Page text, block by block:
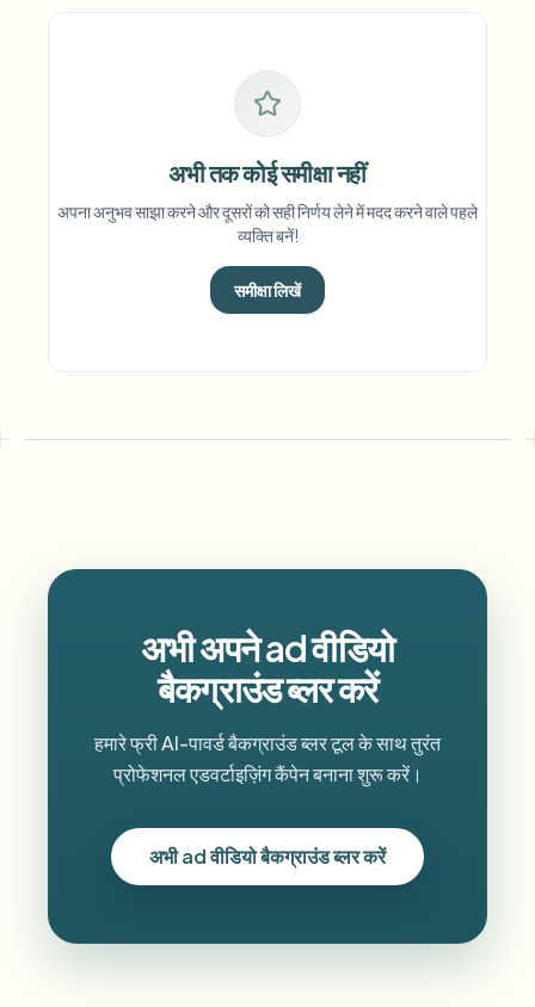
अभी तक कोई समीक्षा नहीं
अपना अनुभव साझा करने और दूसरों को सही निर्णय लेने में मदद करने वाले पहले
व्यक्ति बनें!
समीक्षा लिखें
अभी अपने ad वीडियो
बैकग्राउंड ब्लर करें
हमारे फ्री AI-पावर्ड बैकग्राउंड ब्लर टूल के साथ तुरंत
प्रोफेशनल एडवर्टाइज़िंग कैंपेन बनाना शुरू करें।
अभी ad वीडियो बैकग्राउंड ब्लर करें